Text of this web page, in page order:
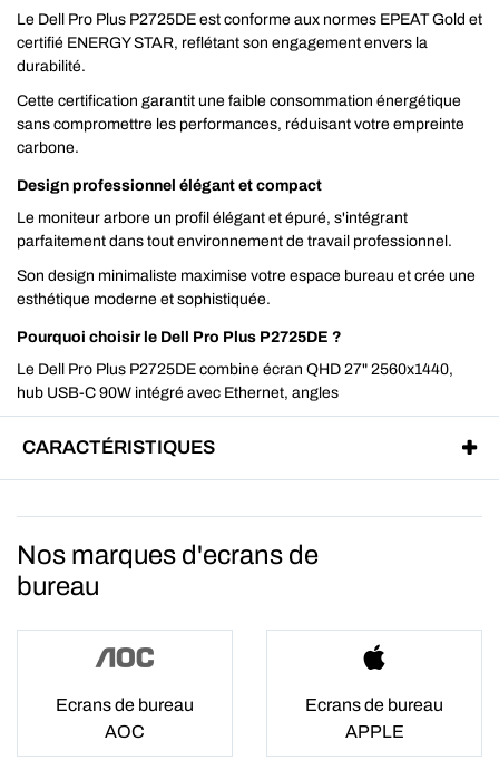
Le Dell Pro Plus P2725DE est conforme aux normes EPEAT Gold et
certifié ENERGY STAR, reflétant son engagement envers la
durabilité.
Cette certification garantit une faible consommation énergétique
sans compromettre les performances, réduisant votre empreinte
carbone.
Design professionnel élégant et compact
Le moniteur arbore un profil élégant et épuré, s'intégrant
parfaitement dans tout environnement de travail professionnel.
Son design minimaliste maximise votre espace bureau et crée une
esthétique moderne et sophistiquée.
Pourquoi choisir le Dell Pro Plus P2725DE ?
Le Dell Pro Plus P2725DE combine écran QHD 27" 2560x1440,
hub USB-C 90W intégré avec Ethernet, angles
CARACTÉRISTIQUES
Nos marques d'ecrans de
bureau
Ecrans de bureau
AOC
Ecrans de bureau
APPLE